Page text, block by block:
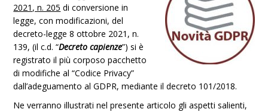
2021, n. 205 di conversione in
legge, con modificazioni, del
decreto-legge 8 ottobre 2021, n.
139, (il c.d. “Decreto capienze”) si è
registrato il più corposo pacchetto
di modifiche al “Codice Privacy”
dall’adeguamento al GDPR, mediante il decreto 101/2018.
Ne verranno illustrati nel presente articolo gli aspetti salienti,